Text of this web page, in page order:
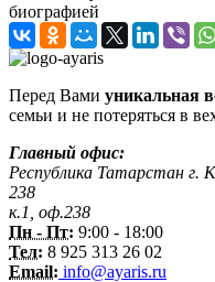
биографией
Перед Вами уникальная
семьи и не потеряться в
Главный офис:
Республика Татарстан г.
238
к.1, оф.238
Пн - Пт: 9:00 - 18:00
Тел: 8 925 313 26 02
Email: info@ayaris.ru